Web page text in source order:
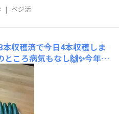
| ベジ活
収穫済で今日4本収穫しま
ところ病気もなし🙌✨今年は